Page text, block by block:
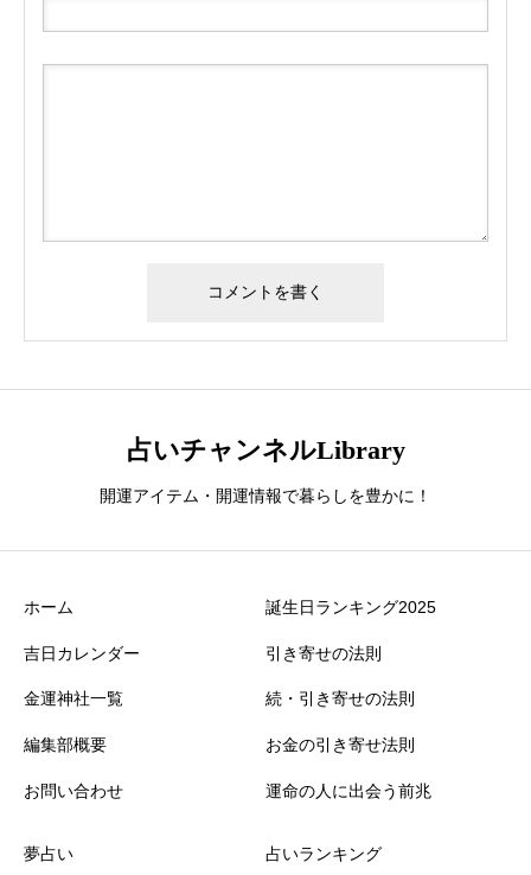
占いチャンネルLibrary
開運アイテム・開運情報で暮らしを豊かに！
ホーム
吉日カレンダー
金運神社一覧
編集部概要
お問い合わせ
誕生日ランキング2025
引き寄せの法則
続・引き寄せの法則
お金の引き寄せ法則
運命の人に出会う前兆
夢占い 占いランキング